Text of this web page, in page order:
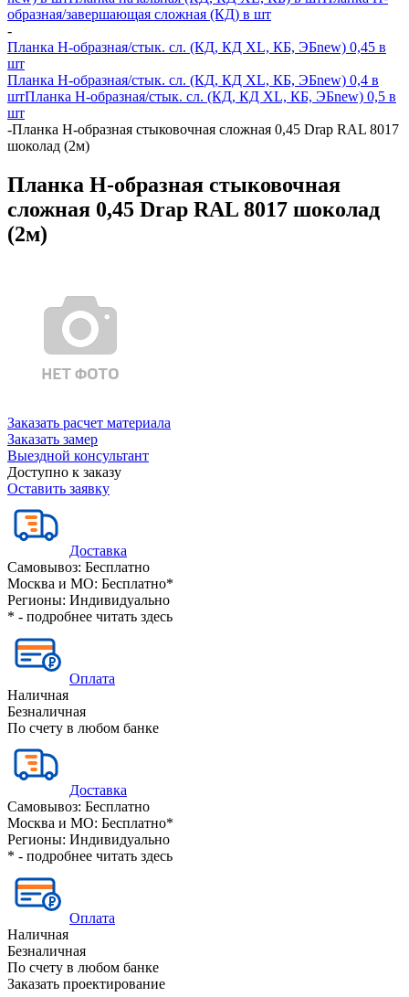
образная/завершающая сложная (КД) в шт
-
Планка H-образная/стык. сл. (КД, КД XL, КБ, ЭБnew) 0,45 в
шт
Планка H-образная/стык. сл. (КД, КД XL, КБ, ЭБnew) 0,4 в
штПланка H-образная/стык. сл. (КД, КД XL, КБ, ЭБnew) 0,5 в
шт
-Планка Н-образная стыковочная сложная 0,45 Drap RAL 8017
шоколад (2м)
Планка Н-образная стыковочная
сложная 0,45 Drap RAL 8017 шоколад
(2м)
Заказать расчет материала
Заказать замер
Выездной консультант
Доступно к заказу
Оставить заявку
Доставка
Самовывоз: Бесплатно
Москва и МО: Бесплатно*
Регионы: Индивидуально
* - подробнее читать здесь
Оплата
Наличная
Безналичная
По счету в любом банке
Доставка
Самовывоз: Бесплатно
Москва и МО: Бесплатно*
Регионы: Индивидуально
* - подробнее читать здесь
Оплата
Наличная
Безналичная
По счету в любом банке
Заказать проектирование